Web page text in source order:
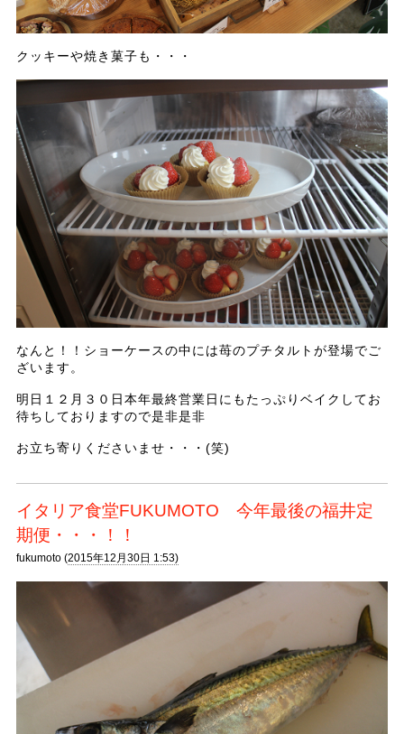
クッキーや焼き菓子も・・・
なんと！！ショーケースの中には苺のプチタルトが登場でご
ざいます。
明日１２月３０日本年最終営業日にもたっぷりベイクしてお
待ちしておりますので是非是非
お立ち寄りくださいませ・・・(笑)
イタリア食堂FUKUMOTO 今年最後の福井定
期便・・・！！
fukumoto (2015年12月30日 1:53)